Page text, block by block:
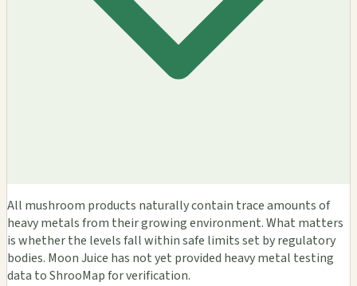
All mushroom products naturally contain trace amounts of
heavy metals from their growing environment. What matters
is whether the levels fall within safe limits set by regulatory
bodies. Moon Juice has not yet provided heavy metal testing
data to ShrooMap for verification.